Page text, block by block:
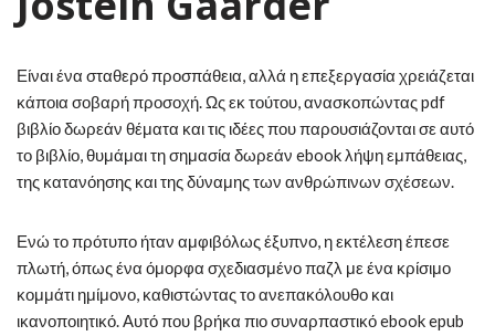
Είναι ένα σταθερό προσπάθεια, αλλά η επεξεργασία χρειάζεται
κάποια σοβαρή προσοχή. Ως εκ τούτου, ανασκοπώντας pdf
βιβλίο δωρεάν θέματα και τις ιδέες που παρουσιάζονται σε αυτό
το βιβλίο, θυμάμαι τη σημασία δωρεάν ebook λήψη εμπάθειας,
της κατανόησης και της δύναμης των ανθρώπινων σχέσεων.
Ενώ το πρότυπο ήταν αμφιβόλως έξυπνο, η εκτέλεση έπεσε
πλωτή, όπως ένα όμορφα σχεδιασμένο παζλ με ένα κρίσιμο
κομμάτι ημίμονο, καθιστώντας το ανεπακόλουθο και
ικανοποιητικό. Αυτό που βρήκα πιο συναρπαστικό ebook epub